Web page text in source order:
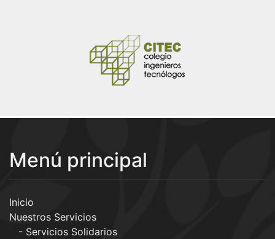
Menú principal
Inicio
Nuestros Servicios
Servicios Solidarios